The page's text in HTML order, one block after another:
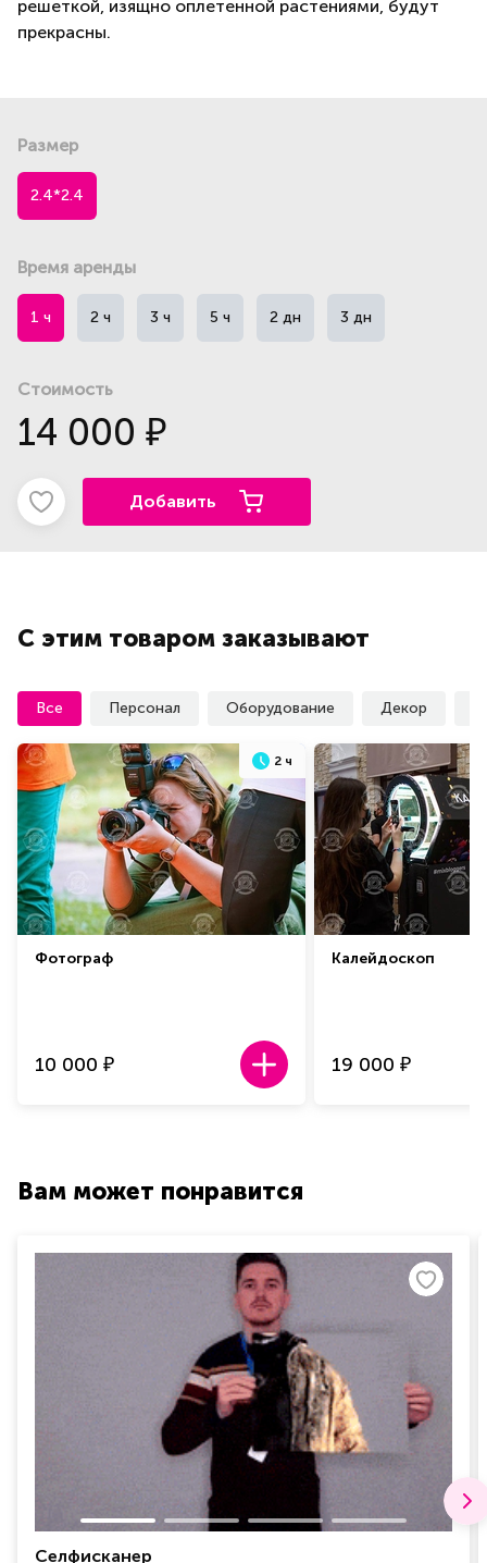
решеткой, изящно оплетенной растениями, будут
прекрасны.
Размер
2.4*2.4
Время аренды
1 ч 2 ч 3 ч 5 ч 2 дн 3 дн
Стоимость
14 000 ₽
Добавить
С этим товаром заказывают
Все Персонал Оборудование Декор
2 ч
Фотограф
10 000 ₽
Калейдоскоп
19 000 ₽
Вам может понравится
Селфисканер